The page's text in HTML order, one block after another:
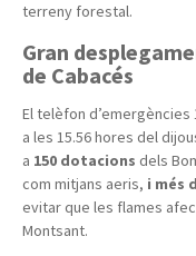
terreny forestal.
Gran
de Cabacés
El telèfon d’emergències
a les 15.56 hores del
a 150 dotacions dels
com mitjans aeris, i més
evitar que les flames
Montsant.